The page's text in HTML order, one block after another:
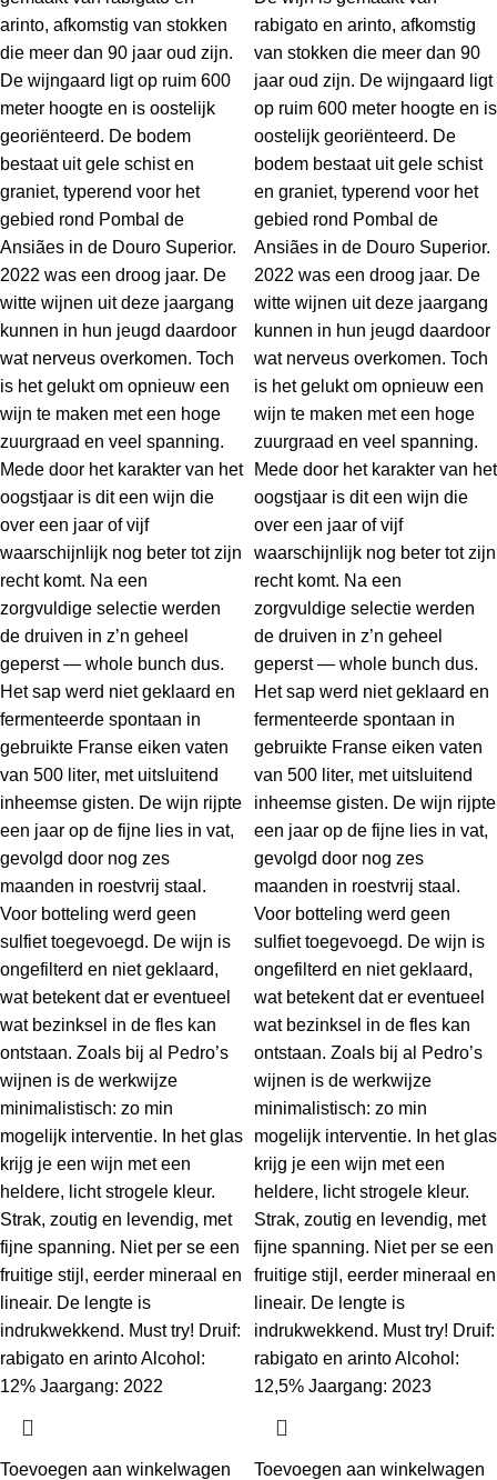
arinto, afkomstig van stokken
die meer dan 90 jaar oud zijn.
De wijngaard ligt op ruim 600
meter hoogte en is oostelijk
georiënteerd. De bodem
bestaat uit gele schist en
graniet, typerend voor het
gebied rond Pombal de
Ansiães in de Douro Superior.
2022 was een droog jaar. De
witte wijnen uit deze jaargang
kunnen in hun jeugd daardoor
wat nerveus overkomen. Toch
is het gelukt om opnieuw een
wijn te maken met een hoge
zuurgraad en veel spanning.
Mede door het karakter van het
oogstjaar is dit een wijn die
over een jaar of vijf
waarschijnlijk nog beter tot zijn
recht komt. Na een
zorgvuldige selectie werden
de druiven in z’n geheel
geperst — whole bunch dus.
Het sap werd niet geklaard en
fermenteerde spontaan in
gebruikte Franse eiken vaten
van 500 liter, met uitsluitend
inheemse gisten. De wijn rijpte
een jaar op de fijne lies in vat,
gevolgd door nog zes
maanden in roestvrij staal.
Voor botteling werd geen
sulfiet toegevoegd. De wijn is
ongefilterd en niet geklaard,
wat betekent dat er eventueel
wat bezinksel in de fles kan
ontstaan. Zoals bij al Pedro’s
wijnen is de werkwijze
minimalistisch: zo min
mogelijk interventie. In het glas
krijg je een wijn met een
heldere, licht strogele kleur.
Strak, zoutig en levendig, met
fijne spanning. Niet per se een
fruitige stijl, eerder mineraal en
lineair. De lengte is
indrukwekkend. Must try! Druif:
rabigato en arinto Alcohol:
12% Jaargang: 2022
Toevoegen aan winkelwagen
rabigato en arinto, afkomstig
van stokken die meer dan 90
jaar oud zijn. De wijngaard ligt
op ruim 600 meter hoogte en is
oostelijk georiënteerd. De
bodem bestaat uit gele schist
en graniet, typerend voor het
gebied rond Pombal de
Ansiães in de Douro Superior.
2022 was een droog jaar. De
witte wijnen uit deze jaargang
kunnen in hun jeugd daardoor
wat nerveus overkomen. Toch
is het gelukt om opnieuw een
wijn te maken met een hoge
zuurgraad en veel spanning.
Mede door het karakter van het
oogstjaar is dit een wijn die
over een jaar of vijf
waarschijnlijk nog beter tot zijn
recht komt. Na een
zorgvuldige selectie werden
de druiven in z’n geheel
geperst — whole bunch dus.
Het sap werd niet geklaard en
fermenteerde spontaan in
gebruikte Franse eiken vaten
van 500 liter, met uitsluitend
inheemse gisten. De wijn rijpte
een jaar op de fijne lies in vat,
gevolgd door nog zes
maanden in roestvrij staal.
Voor botteling werd geen
sulfiet toegevoegd. De wijn is
ongefilterd en niet geklaard,
wat betekent dat er eventueel
wat bezinksel in de fles kan
ontstaan. Zoals bij al Pedro’s
wijnen is de werkwijze
minimalistisch: zo min
mogelijk interventie. In het glas
krijg je een wijn met een
heldere, licht strogele kleur.
Strak, zoutig en levendig, met
fijne spanning. Niet per se een
fruitige stijl, eerder mineraal en
lineair. De lengte is
indrukwekkend. Must try! Druif:
rabigato en arinto Alcohol:
12,5% Jaargang: 2023
Toevoegen aan winkelwagen